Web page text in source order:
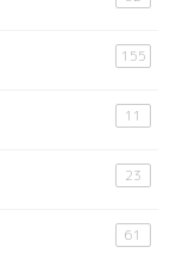
155
11
23
61